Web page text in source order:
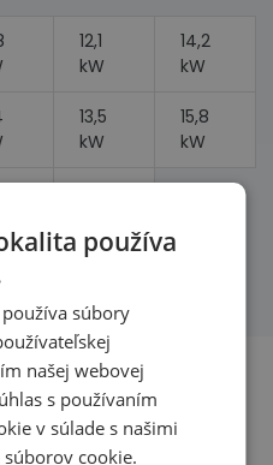
12,1
kW
14,2
kW
13,5
kW
15,8
kW
používa
súbory
našej webovej
s používaním
v súlade s našimi
cookie.